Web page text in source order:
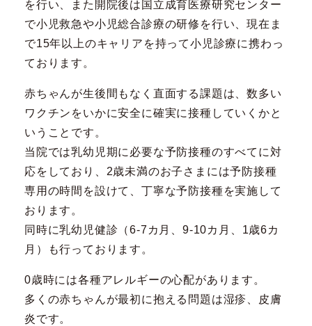
を行い、また開院後は国立成育医療研究センター
で小児救急や小児総合診療の研修を行い、現在ま
で15年以上のキャリアを持って小児診療に携わっ
ております。
赤ちゃんが生後間もなく直面する課題は、数多い
ワクチンをいかに安全に確実に接種していくかと
いうことです。
当院では乳幼児期に必要な予防接種のすべてに対
応をしており、2歳未満のお子さまには予防接種
専用の時間を設けて、丁寧な予防接種を実施して
おります。
同時に乳幼児健診（6-7カ月、9-10カ月、1歳6カ
月）も行っております。
0歳時には各種アレルギーの心配があります。
多くの赤ちゃんが最初に抱える問題は湿疹、皮膚
炎です。